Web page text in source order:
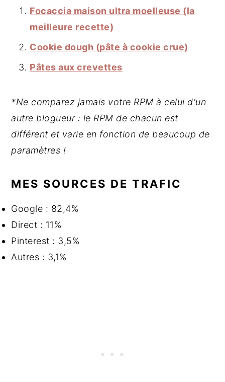
Focaccia maison ultra moelleuse (la
meilleure recette)
Cookie dough (pâte à cookie crue)
Pâtes aux crevettes
*Ne comparez jamais votre RPM à celui d'un
autre blogueur : le RPM de chacun est
différent et varie en fonction de beaucoup de
paramètres !
MES SOURCES DE TRAFIC
Google : 82,4%
Direct : 11%
Pinterest : 3,5%
Autres : 3,1%